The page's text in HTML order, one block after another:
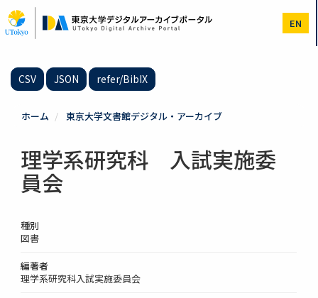
イ
ン
EN
CSV JSON refer/BibIX
ホーム 東京大学文書館デジタル・アーカイブ
理学系研究科 入試実施委
員会
種別
図書
編著者
理学系研究科入試実施委員会